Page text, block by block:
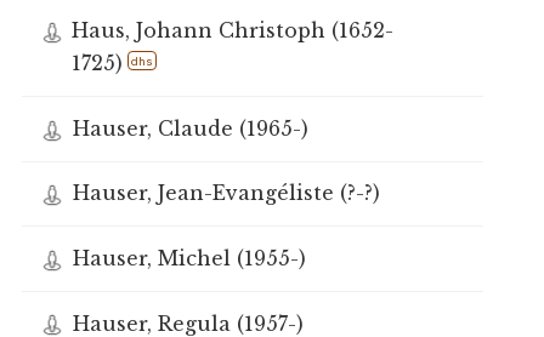
Haus, Johann Christoph (1652-
1725)
dhs
Hauser, Claude (1965-)
Hauser, Jean-Evangéliste (?-?)
Hauser, Michel (1955-)
Hauser, Regula (1957-)